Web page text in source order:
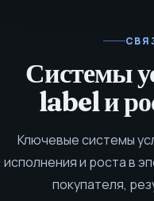
Системы
label и
Ключевые системы
исполнения и роста в
покупателя,